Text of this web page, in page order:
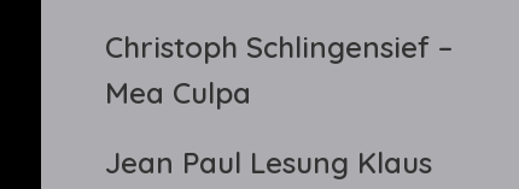
Christoph Schlingensief –
Mea Culpa
Jean Paul Lesung Klaus